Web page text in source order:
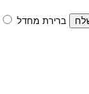
ברירת מחדל